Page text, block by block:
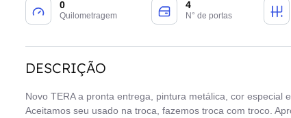
0
Quilometragem
4
N° de portas
DESCRIÇÃO
Novo TERA a pronta entrega, pintura metálica, cor especial
Aceitamos seu usado na troca, fazemos troca com troco.